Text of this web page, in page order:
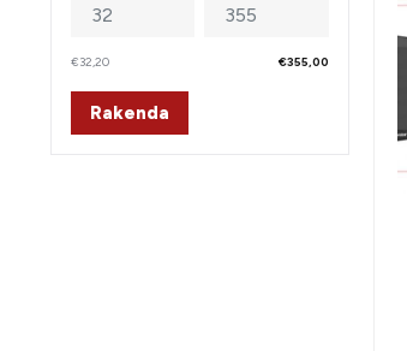
€32,20 €355,00
Rakenda